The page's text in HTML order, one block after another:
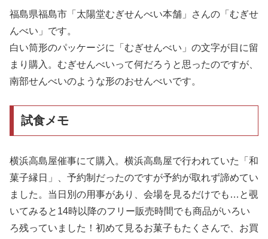
福島県福島市「太陽堂むぎせんべい本舗」さんの「むぎせ
んべい」です。
白い筒形のパッケージに「むぎせんべい」の文字が目に留
まり購入。むぎせんべいって何だろうと思ったのですが、
南部せんべいのような形のおせんべいです。
試食メモ
横浜高島屋催事にて購入。横浜高島屋で行われていた「和
菓子縁日」、予約制だったのですが予約が取れず諦めてい
ました。当日別の用事があり、会場を見るだけでも…と覗
いてみると14時以降のフリー販売時間でも商品がいろい
ろ残っていました！初めて見るお菓子もたくさんで、お買